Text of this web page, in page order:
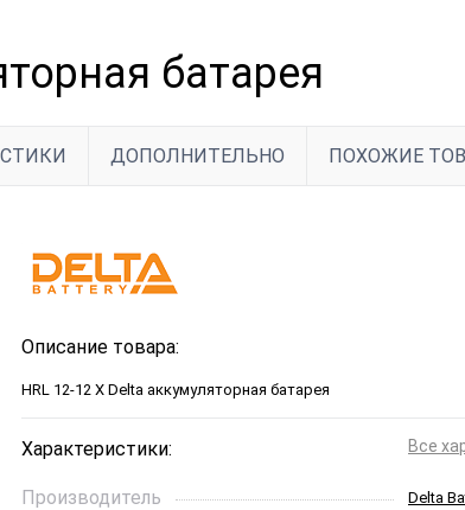
батарея
ДОПОЛНИТЕЛЬНО ПОХОЖИЕ
Описание товара:
HRL 12-12 X Delta аккумуляторная батарея
Характеристики: Все
Производитель Delta